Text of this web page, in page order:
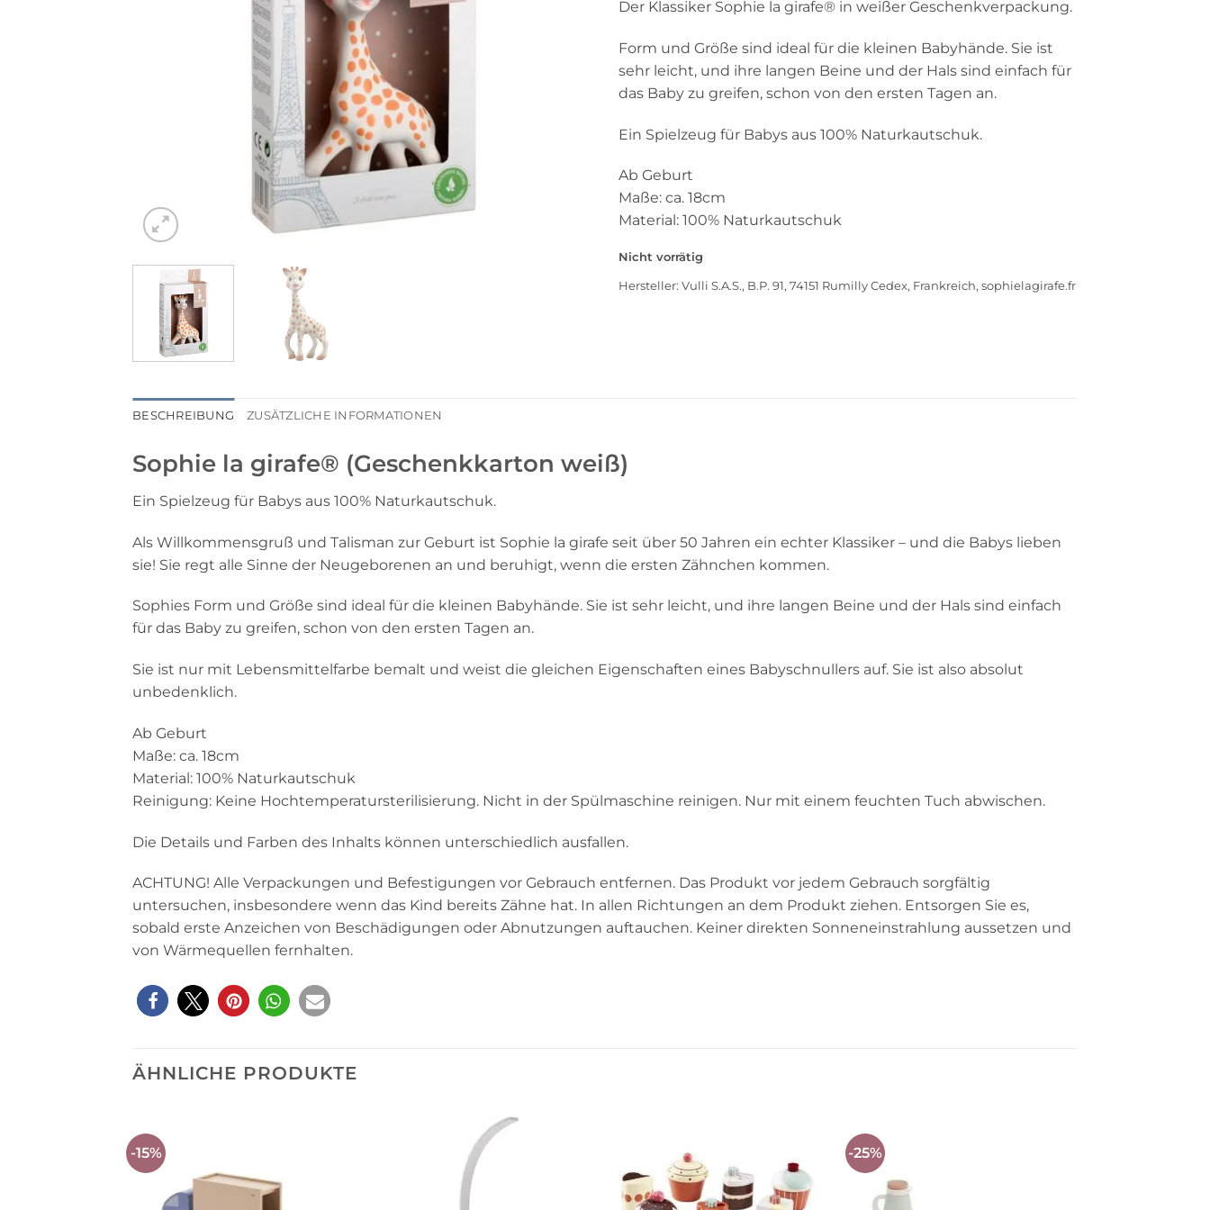
Der Klassiker Sophie la girafe® in weißer Geschenkverpackung.
Form und Größe sind ideal für die kleinen Babyhände. Sie ist
sehr leicht, und ihre langen Beine und der Hals sind einfach für
das Baby zu greifen, schon von den ersten Tagen an.
Ein Spielzeug für Babys aus 100% Naturkautschuk.
Ab Geburt
Maße: ca. 18cm
Material: 100% Naturkautschuk
Nicht vorrätig
Hersteller: Vulli S.A.S., B.P. 91, 74151 Rumilly Cedex, Frankreich, sophielagirafe.fr
BESCHREIBUNG ZUSÄTZLICHE INFORMATIONEN
Sophie la girafe® (Geschenkkarton weiß)
Ein Spielzeug für Babys aus 100% Naturkautschuk.
Als Willkommensgruß und Talisman zur Geburt ist Sophie la girafe seit über 50 Jahren ein echter Klassiker – und die Babys lieben
sie! Sie regt alle Sinne der Neugeborenen an und beruhigt, wenn die ersten Zähnchen kommen.
Sophies Form und Größe sind ideal für die kleinen Babyhände. Sie ist sehr leicht, und ihre langen Beine und der Hals sind einfach
für das Baby zu greifen, schon von den ersten Tagen an.
Sie ist nur mit Lebensmittelfarbe bemalt und weist die gleichen Eigenschaften eines Babyschnullers auf. Sie ist also absolut
unbedenklich.
Ab Geburt
Maße: ca. 18cm
Material: 100% Naturkautschuk
Reinigung: Keine Hochtemperatursterilisierung. Nicht in der Spülmaschine reinigen. Nur mit einem feuchten Tuch abwischen.
Die Details und Farben des Inhalts können unterschiedlich ausfallen.
ACHTUNG! Alle Verpackungen und Befestigungen vor Gebrauch entfernen. Das Produkt vor jedem Gebrauch sorgfältig
untersuchen, insbesondere wenn das Kind bereits Zähne hat. In allen Richtungen an dem Produkt ziehen. Entsorgen Sie es,
sobald erste Anzeichen von Beschädigungen oder Abnutzungen auftauchen. Keiner direkten Sonneneinstrahlung aussetzen und
von Wärmequellen fernhalten.
ÄHNLICHE PRODUKTE
-15%
Wunschliste
-25%